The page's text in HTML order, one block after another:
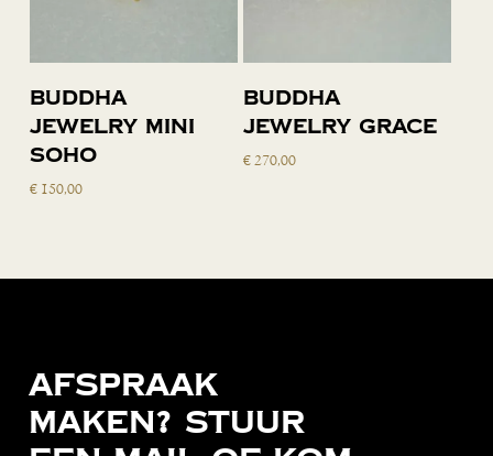
Toevoegen
aan
winkelwagen
Buddha
Jewelry Mini
Soho
€150,00
Toevoegen
aan
Buddha
Jewelry Grace
€270,00
Afspraak
maken? Stuur